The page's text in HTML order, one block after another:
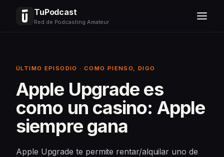
TuPodcast
Red de Podcasting Amateur
ÚLTIMO EPISODIO · COMO PIENSO, DIGO
Apple Upgrade es
como un casino: Apple
siempre gana
Apple Upgrade te permite rentar/alquilar uno de